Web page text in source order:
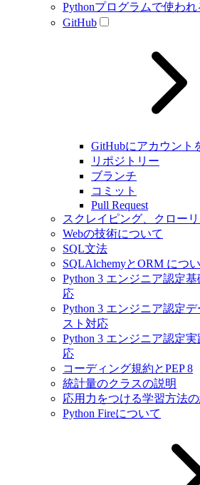
Pythonプログラムで使わ
GitHub
GitHubにアカウント
リポジトリー
ブランチ
コミット
Pull Request
スクレイピング、クロー
Webの技術について
SQL文法
SQLAlchemyとORM につ
Python 3 エンジニア認定
応
Python 3 エンジニア認定
スト対応
Python 3 エンジニア認定
応
コーディング規約とPEP 8
統計量のクラスの説明
応用力をつける学習方法
Python Fireについて